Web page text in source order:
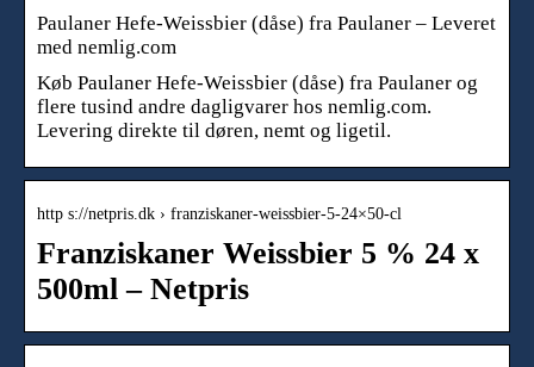
Paulaner Hefe-Weissbier (dåse) fra Paulaner – Leveret
med nemlig.com
Køb Paulaner Hefe-Weissbier (dåse) fra Paulaner og
flere tusind andre dagligvarer hos nemlig.com.
Levering direkte til døren, nemt og ligetil.
http s://netpris.dk › franziskaner-weissbier-5-24×50-cl
Franziskaner Weissbier 5 % 24 x
500ml – Netpris